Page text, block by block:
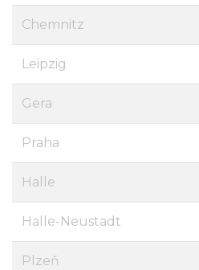
Chemnitz
Leipzig
Gera
Praha
Halle
Halle-Neustadt
Plzeň